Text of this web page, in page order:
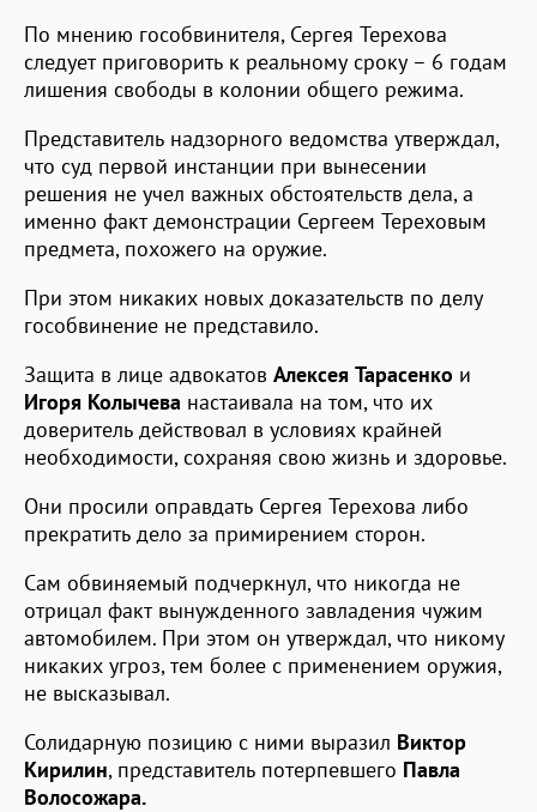
По мнению гособвинителя, Сергея Терехова
следует приговорить к реальному сроку – 6 годам
лишения свободы в колонии общего режима.
Представитель надзорного ведомства утверждал,
что суд первой инстанции при вынесении
решения не учел важных обстоятельств дела, а
именно факт демонстрации Сергеем Тереховым
предмета, похожего на оружие.
При этом никаких новых доказательств по делу
гособвинение не представило.
Защита в лице адвокатов Алексея Тарасенко и
Игоря Колычева настаивала на том, что их
доверитель действовал в условиях крайней
необходимости, сохраняя свою жизнь и здоровье.
Они просили оправдать Сергея Терехова либо
прекратить дело за примирением сторон.
Сам обвиняемый подчеркнул, что никогда не
отрицал факт вынужденного завладения чужим
автомобилем. При этом он утверждал, что никому
никаких угроз, тем более с применением оружия,
не высказывал.
Солидарную позицию с ними выразил Виктор
Кирилин, представитель потерпевшего Павла
Волосожара.